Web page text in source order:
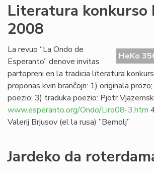
Literatura konkurso
2008
HeKo
La revuo “La Ondo de
Esperanto” denove invitas
partopreni en la tradicia literatura
proponas kvin branĉojn: 1) originala
poezio; 3) traduka poezio: Pjotr
www.esperanto.org/Ondo/Liro08-3.htm
Valerij Brjusov (el la rusa) ”Bemolj”
Jardeko da